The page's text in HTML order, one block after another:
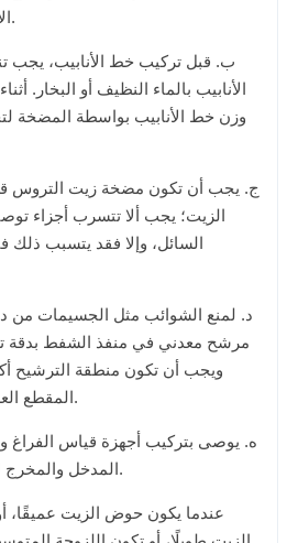
الأوساخ تدخل غرفة المضخة.
ب. قبل تركيب خط الأنابيب، يجب
الأنابيب بالماء النظيف أو البخار.
وزن خط الأنابيب بواسطة المضخة
ج. يجب أن تكون مضخة زيت التروس
الزيت؛ يجب ألا تتسرب أجزاء
السائل، وإلا فقد يتسبب
د. لمنع الشوائب مثل الجسيمات
ويجب أن تكون منطقة الترشيح
المقطع العرضي للزيت انبوب الإدخال.
ه. يوصى بتركيب أجهزة قياس
المدخل والمخرج لمراقبة حالة عمل المضخة.